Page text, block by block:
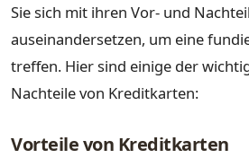
Sie sich mit ihren Vor- und
auseinandersetzen, um eine
treffen. Hier sind einige der
Nachteile von Kreditkarten:
Vorteile von Kreditkarten